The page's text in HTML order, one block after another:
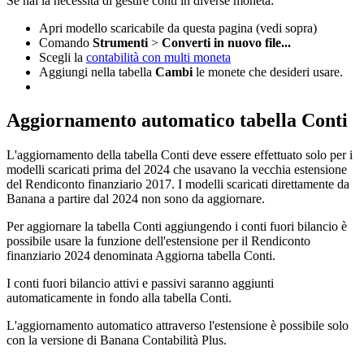
Apri modello scaricabile da questa pagina (vedi sopra)
Comando Strumenti > Converti in nuovo file...
Scegli la contabilità con multi moneta
Aggiungi nella tabella Cambi le monete che desideri usare.
Aggiornamento automatico tabella Conti
L'aggiornamento della tabella Conti deve essere effettuato solo per i
modelli scaricati prima del 2024 che usavano la vecchia estensione
del Rendiconto finanziario 2017. I modelli scaricati direttamente da
Banana a partire dal 2024 non sono da aggiornare.
Per aggiornare la tabella Conti aggiungendo i conti fuori bilancio è
possibile usare la funzione dell'estensione per il Rendiconto
finanziario 2024 denominata Aggiorna tabella Conti.
I conti fuori bilancio attivi e passivi saranno aggiunti
automaticamente in fondo alla tabella Conti.
L'aggiornamento automatico attraverso l'estensione è possibile solo
con la versione di Banana Contabilità Plus.